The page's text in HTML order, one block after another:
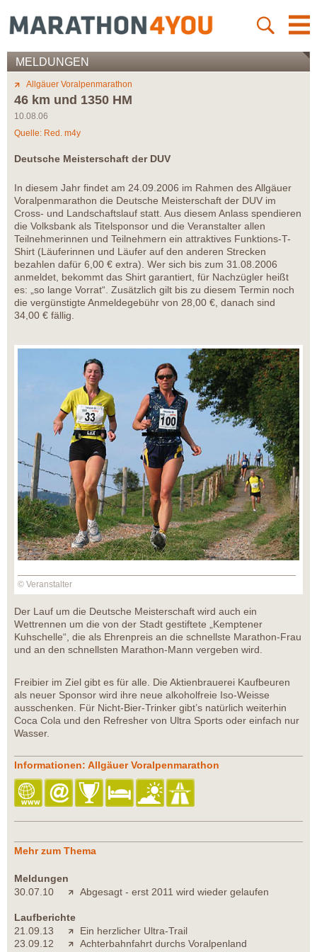
MELDUNGEN
Allgäuer Voralpenmarathon
46 km und 1350 HM
10.08.06
Quelle: Red. m4y
Deutsche Meisterschaft der DUV
In diesem Jahr findet am 24.09.2006 im Rahmen des Allgäuer
Voralpenmarathon die Deutsche Meisterschaft der DUV im
Cross- und Landschaftslauf statt. Aus diesem Anlass spendieren
die Volksbank als Titelsponsor und die Veranstalter allen
Teilnehmerinnen und Teilnehmern ein attraktives Funktions-T-
Shirt (Läuferinnen und Läufer auf den anderen Strecken
bezahlen dafür 6,00 € extra). Wer sich bis zum 31.08.2006
anmeldet, bekommt das Shirt garantiert, für Nachzügler heißt
es: „so lange Vorrat“. Zusätzlich gilt bis zu diesem Termin noch
die vergünstigte Anmeldegebühr von 28,00 €, danach sind
34,00 € fällig.
© Veranstalter
Der Lauf um die Deutsche Meisterschaft wird auch ein
Wettrennen um die von der Stadt gestiftete „Kemptener
Kuhschelle“, die als Ehrenpreis an die schnellste Marathon-Frau
und an den schnellsten Marathon-Mann vergeben wird.
Freibier im Ziel gibt es für alle. Die Aktienbrauerei Kaufbeuren
als neuer Sponsor wird ihre neue alkoholfreie Iso-Weisse
ausschenken. Für Nicht-Bier-Trinker gibt’s natürlich weiterhin
Coca Cola und den Refresher von Ultra Sports oder einfach nur
Wasser.
Informationen: Allgäuer Voralpenmarathon
Mehr zum Thema
Meldungen
30.07.10
Abgesagt - erst 2011 wird wieder gelaufen
Laufberichte
21.09.13
Ein herzlicher Ultra-Trail
23.09.12
Achterbahnfahrt durchs Voralpenland